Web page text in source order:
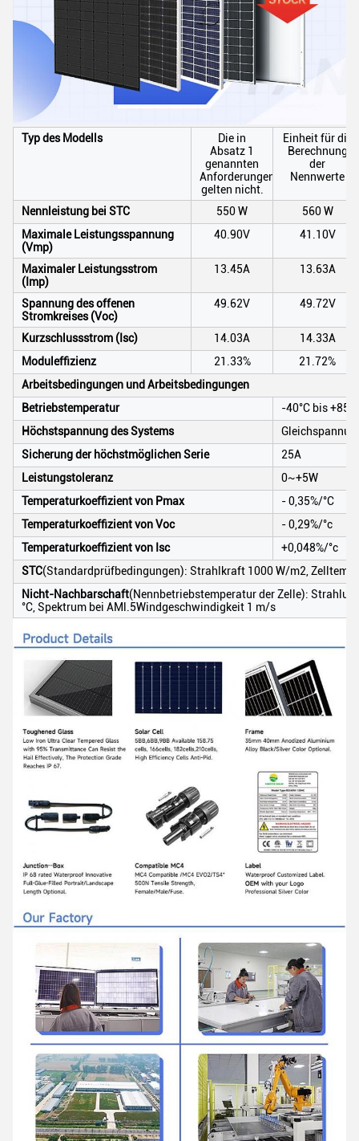
Typ des Modells
Die in
Absatz 1
genannten
Anforderungen
gelten nicht.
Einheit für die
Berechnung
der
Nennwerte
Nennleistung bei STC 550 W
560 W
Maximale Leistungsspannung
(Vmp)
40.90V 41.10V
Maximaler Leistungsstrom
(Imp)
13.45A 13.63A
Spannung des offenen
Stromkreises (Voc)
49.62V 49.72V
Kurzschlussstrom (Isc) 14.03A
14.33A
Moduleffizienz
21.33%
21.72%
Arbeitsbedingungen und Arbeitsbedingungen
Betriebstemperatur
-40°C bis
Höchstspannung des Systems
Sicherung der höchstmöglichen Serie
25A
Leistungstoleranz
0~+5W
Temperaturkoeffizient von Pmax
- 0,35%/°C
Temperaturkoeffizient von Voc
- 0,29%/°c
Temperaturkoeffizient von Isc
+0,048%/°c
STC(Standardprüfbedingungen): Strahlkraft 1000 W/m2,
Nicht-Nachbarschaft(Nennbetriebstemperatur der Zelle):
°C, Spektrum bei AMl.5Windgeschwindigkeit 1 m/s